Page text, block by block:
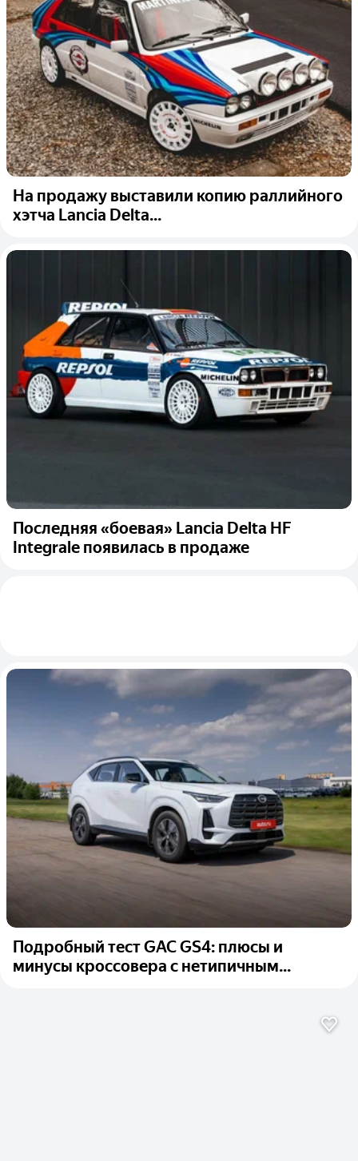
На продажу выставили копию раллийного
хэтча Lancia Delta...
Последняя «боевая» Lancia Delta HF
Integrale появилась в продаже
Подробный тест GAC GS4: плюсы и
минусы кроссовера с нетипичным...